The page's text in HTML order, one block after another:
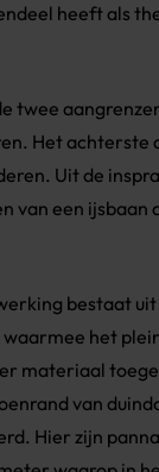
heeft als
twee
Het achterste
Uit de
van een ijsbaan
bestaat
het
materiaal
van
Hier zijn